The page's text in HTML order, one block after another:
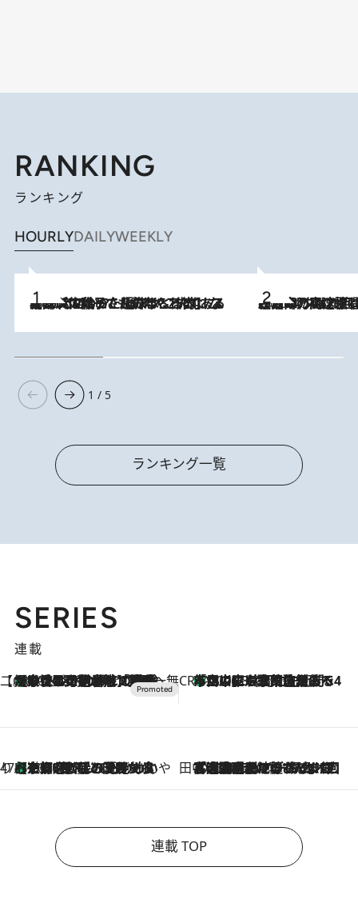
RANKING
ランキング
HOURLYDAILYWEEKLY
2026.8.5
【阿川佐和子さんの年とる力】なぜ70代で始めた趣味は“こんなに楽しい”のか？ ピアノ、俳句…スランプに陥っても続けられる“ある秘訣”とは 2026.8.7
「湘南乃風に憧れて」観客大盛上がりの“タオル回し”に、ラッパー顔負けの高速歌唱まで…さだまさし（74）のアグレッシブすぎる現在地
1 / 5
ランキング一覧
SERIES
連載
【CREA×星野リゾート】唯一無二。癒しと発見が待つ場所へ
2026.8.7
【トンボの足水浴】ヒノキの香りに包まれて涼感マックス！約13℃の湧水かけ流しを避暑地「星野温泉 トンボの湯」で体験 CREA'S CHOICE
2026.8.7
「立川にも歌舞伎があるんだよ」 片岡仁左衛門・市川中車ら豪華座組みで4年目の立川立飛歌舞伎へ
47都道府県の手みやげ ひんやりスイーツで夏を満喫
2026.8.7
【京都府】この夏絶対食べたい 冷やしておいしいおやつ3選 ひと口目から心を掴む新緑のテリーヌ 田中稲の勝手に再ブーム
2026.8.7
「湘南乃風に憧れて」観客大盛上がりの“タオル回し”に、ラッパー顔負けの高速歌唱まで…さだまさし（74）のアグレッシブすぎる現在地
連載 TOP